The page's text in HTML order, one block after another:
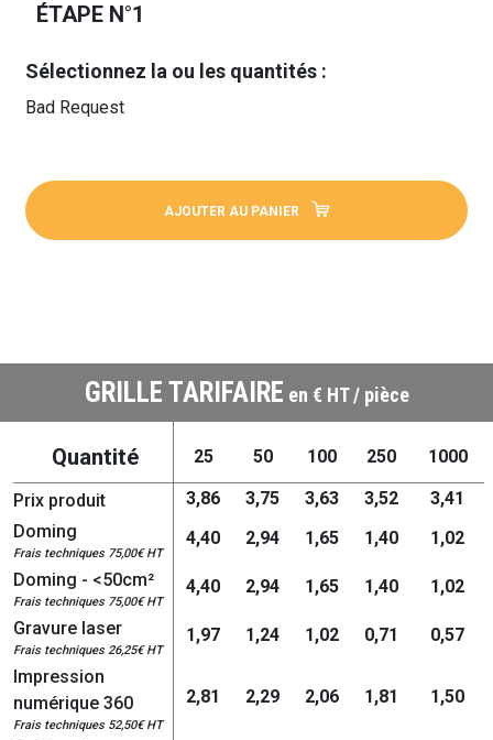
ÉTAPE N°1
Sélectionnez la ou les quantités :
Bad Request
AJOUTER AU PANIER
GRILLE TARIFAIRE en € HT / pièce
Quantité 25 50 100 250 1000
Prix produit 3,86 3,75 3,63 3,52
3,41
Doming
Frais techniques 75,00€ HT
4,40 2,94 1,65 1,40
1,02
Doming - <50cm²
Frais techniques 75,00€ HT
4,40 2,94 1,65 1,40
1,02
Gravure laser
Frais techniques 26,25€ HT
1,97 1,24 1,02 0,71
0,57
Impression
numérique 360
Frais techniques 52,50€ HT
2,81 2,29 2,06 1,81 1,50